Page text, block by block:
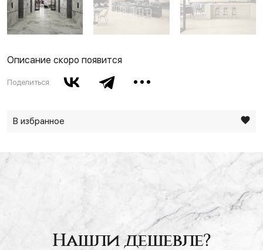
Описание скоро появится
Поделиться
В избранное
Нашли дешевле?